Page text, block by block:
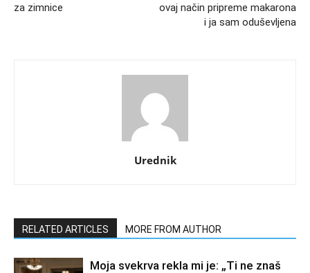
za zimnice
ovaj način pripreme makarona
i ja sam oduševljena
Urednik
RELATED ARTICLES MORE FROM AUTHOR
Moja svekrva rekla mi je: „Ti ne znaš